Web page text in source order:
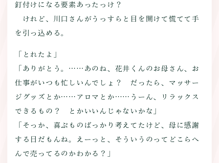
釘付けになる要素あったっけ？
けれど、川口さんがうっすらと目を開けて慌てて手
を引っ込める。
「とれたよ」
「ありがとう。……あのね、花井くんのお母さん、お
仕事がいつも忙しいんでしょ？ だったら、マッサー
ジグッズとか……アロマとか……うーん、リラックス
できるもの？ とかいいんじゃないかな」
「そっか、喜ぶものばっかり考えてたけど、母に感謝
する日だもんね。えーっと、そういうのってどこらへ
んで売ってるのかわかる？」